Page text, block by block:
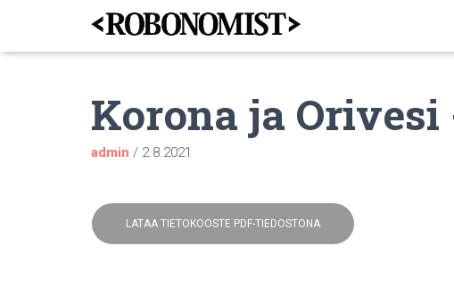
Korona ja
admin / 2.8.2021
LATAA TIETOKOOSTE PDF-TIEDOSTONA